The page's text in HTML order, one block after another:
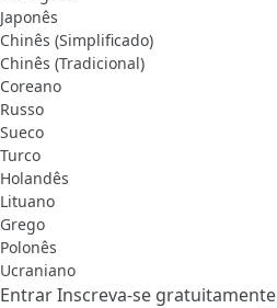
Japonês
Chinês (Simplificado)
Chinês (Tradicional)
Coreano
Russo
Sueco
Turco
Holandês
Lituano
Grego
Polonês
Ucraniano
EntrarInscreva-se gratuitamente